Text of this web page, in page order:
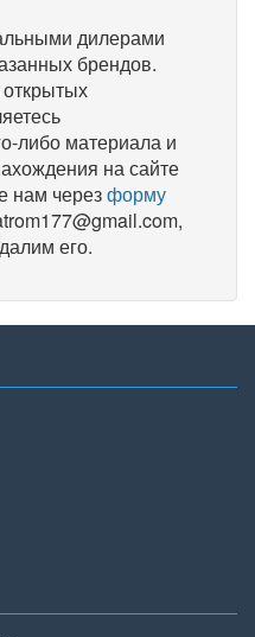
дилерами
брендов.
открытых
либо материала и
на сайте
нам черезформу
его.